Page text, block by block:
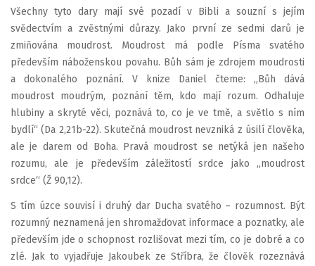
Všechny tyto dary mají své pozadí v Bibli a souzní s jejím
svědectvím a zvěstnými důrazy. Jako první ze sedmi darů je
zmiňována moudrost. Moudrost má podle Písma svatého
především náboženskou povahu. Bůh sám je zdrojem moudrosti
a dokonalého poznání. V knize Daniel čteme: „Bůh dává
moudrost moudrým, poznání těm, kdo mají rozum. Odhaluje
hlubiny a skryté věci, poznává to, co je ve tmě, a světlo s ním
bydlí“ (Da 2,21b-22). Skutečná moudrost nevzniká z úsilí člověka,
ale je darem od Boha. Pravá moudrost se netýká jen našeho
rozumu, ale je především záležitostí srdce jako „moudrost
srdce“ (Ž 90,12).
S tím úzce souvisí i druhý dar Ducha svatého – rozumnost. Být
rozumný neznamená jen shromažďovat informace a poznatky, ale
především jde o schopnost rozlišovat mezi tím, co je dobré a co
zlé. Jak to vyjadřuje Jakoubek ze Stříbra, že člověk rozeznává